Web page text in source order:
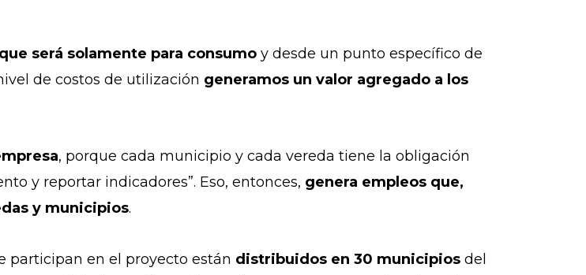
será solamente para consumo y desde un punto específico de
de costos de utilización generamos un valor agregado a los
, porque cada municipio y cada vereda tiene la obligación
y reportar indicadores”. Eso, entonces, genera empleos que,
y municipios.
participan en el proyecto están distribuidos en 30 municipios del